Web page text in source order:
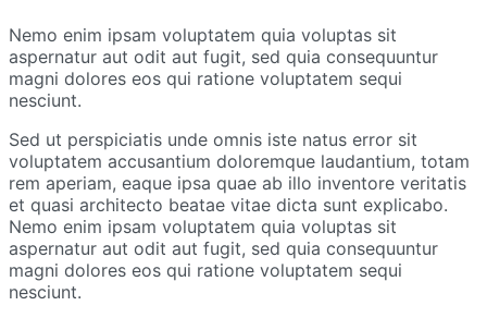
Nemo enim ipsam voluptatem quia voluptas sit
aspernatur aut odit aut fugit, sed quia consequuntur
magni dolores eos qui ratione voluptatem sequi
nesciunt.
Sed ut perspiciatis unde omnis iste natus error sit
voluptatem accusantium doloremque laudantium, totam
rem aperiam, eaque ipsa quae ab illo inventore veritatis
et quasi architecto beatae vitae dicta sunt explicabo.
Nemo enim ipsam voluptatem quia voluptas sit
aspernatur aut odit aut fugit, sed quia consequuntur
magni dolores eos qui ratione voluptatem sequi
nesciunt.